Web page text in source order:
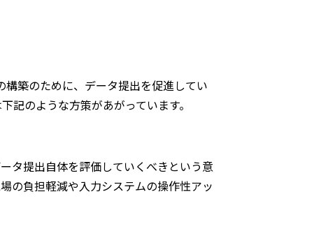
築のために、データ提出を促進してい
記のような方策があがっています。
タ提出自体を評価していくべきという意
の負担軽減や入力システムの操作性アッ